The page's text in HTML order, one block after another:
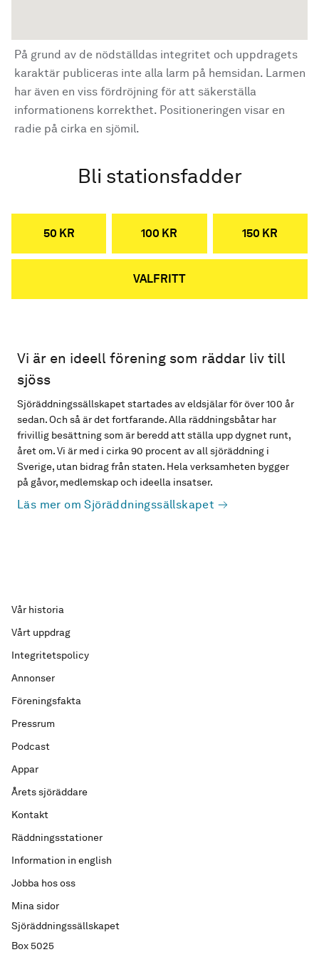
På grund av de nödställdas integritet och uppdragets
karaktär publiceras inte alla larm på hemsidan. Larmen
har även en viss fördröjning för att säkerställa
informationens korrekthet. Positioneringen visar en
radie på cirka en sjömil.
Bli stationsfadder
50 KR 100 KR 150 KR
VALFRITT
Vi är en ideell förening som räddar liv till
sjöss
Sjöräddningssällskapet startades av eldsjälar för över 100 år
sedan. Och så är det fortfarande. Alla räddningsbåtar har
frivillig besättning som är beredd att ställa upp dygnet runt,
året om. Vi är med i cirka 90 procent av all sjöräddning i
Sverige, utan bidrag från staten. Hela verksamheten bygger
på gåvor, medlemskap och ideella insatser.
Läs mer om Sjöräddningssällskapet
Sjöräddningssällskapet
Box 5025
Vår historia
Vårt uppdrag
Integritetspolicy
Annonser
Föreningsfakta
Pressrum
Podcast
Appar
Årets sjöräddare
Kontakt
Räddningsstationer
Information in english
Jobba hos oss
Mina sidor